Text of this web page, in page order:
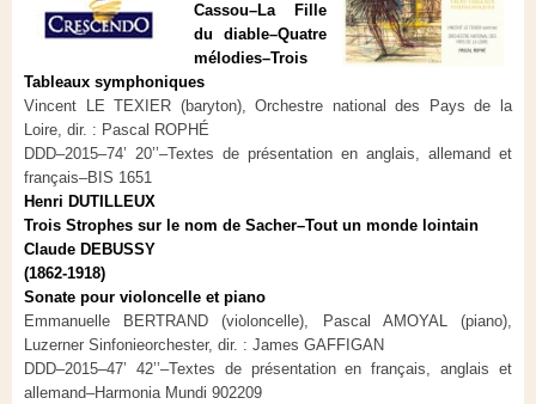
Cassou–La Fille
du diable–Quatre
mélodies–Trois
Tableaux symphoniques
Vincent LE TEXIER (baryton), Orchestre national des Pays de la
Loire, dir. : Pascal ROPHÉ
DDD–2015–74’ 20’’–Textes de présentation en anglais, allemand et
français–BIS 1651
Henri DUTILLEUX
Trois Strophes sur le nom de Sacher–Tout un monde lointain
Claude DEBUSSY
(1862-1918)
Sonate pour violoncelle et piano
Emmanuelle BERTRAND (violoncelle), Pascal AMOYAL (piano),
Luzerner Sinfonieorchester, dir. : James GAFFIGAN
DDD–2015–47’ 42’’–Textes de présentation en français, anglais et
allemand–Harmonia Mundi 902209